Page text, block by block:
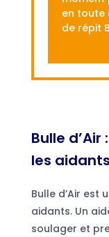
en toute
de répit
Bulle
les
Bulle d’Air est
aidants. Un
soulager et